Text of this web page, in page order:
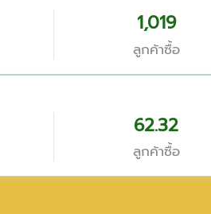
1,019
ลูกค้าซื้อ
62.32
ลูกค้าซื้อ